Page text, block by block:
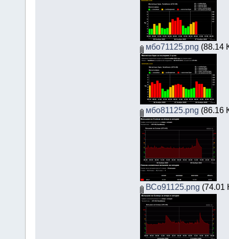
мбо71125.png (88.14
мбо81125.png (86.16
ВСо91125.png (74.01